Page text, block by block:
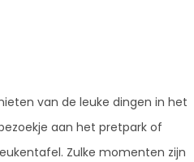
van de leuke dingen in het
aan het pretpark of
Zulke momenten zijn